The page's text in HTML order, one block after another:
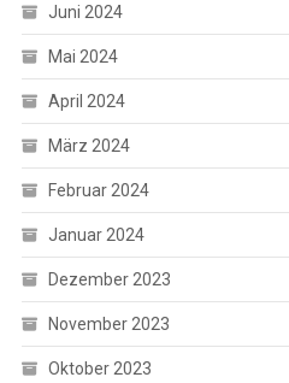
Juni 2024
Mai 2024
April 2024
März 2024
Februar 2024
Januar 2024
Dezember 2023
November 2023
Oktober 2023